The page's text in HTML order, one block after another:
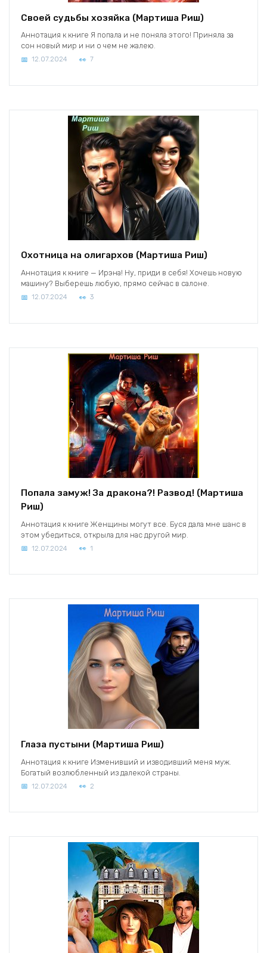
Своей судьбы хозяйка (Мартиша Риш)
Аннотация к книге Я попала и не поняла этого! Приняла за
сон новый мир и ни о чем не жалею.
12.07.2024 7
Охотница на олигархов (Мартиша Риш)
Аннотация к книге — Ирэна! Ну, приди в себя! Хочешь новую
машину? Выберешь любую, прямо сейчас в салоне.
12.07.2024 3
Попала замуж! За дракона?! Развод! (Мартиша
Риш)
Аннотация к книге Женщины могут все. Буся дала мне шанс в
этом убедиться, открыла для нас другой мир.
12.07.2024 1
Глаза пустыни (Мартиша Риш)
Аннотация к книге Изменивший и изводивший меня муж.
Богатый возлюбленный из далекой страны.
12.07.2024 2